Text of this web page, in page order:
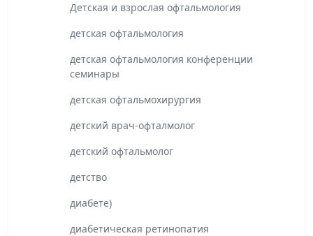
Детская и взрослая офтальмология
детская офтальмология
детская офтальмология конференции
семинары
детская офтальмохирургия
детский врач-офталмолог
детский офтальмолог
детство
диабете)
диабетическая ретинопатия